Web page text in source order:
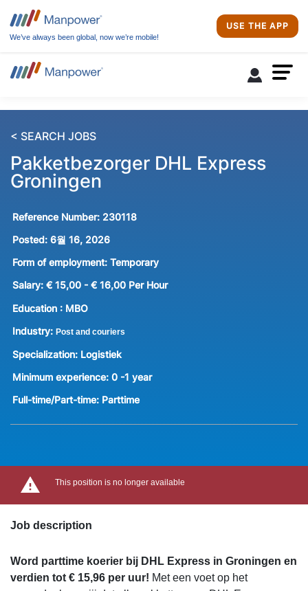
We’ve always been global, now we’re mobile!
USE THE APP
< SEARCH JOBS
Pakketbezorger DHL Express
Groningen
Reference Number: 230118
Posted: 6월 16, 2026
Form of employment: Temporary
Salary: € 15,00 - € 16,00 Per Hour
Education : MBO
Industry: Post and couriers
Specialization: Logistiek
Minimum experience: 0 -1 year
Full-time/Part-time: Parttime
This position is no longer available
Job description
Word parttime koerier bij DHL Express in Groningen en
verdien tot € 15,96 per uur! Met een voet op het